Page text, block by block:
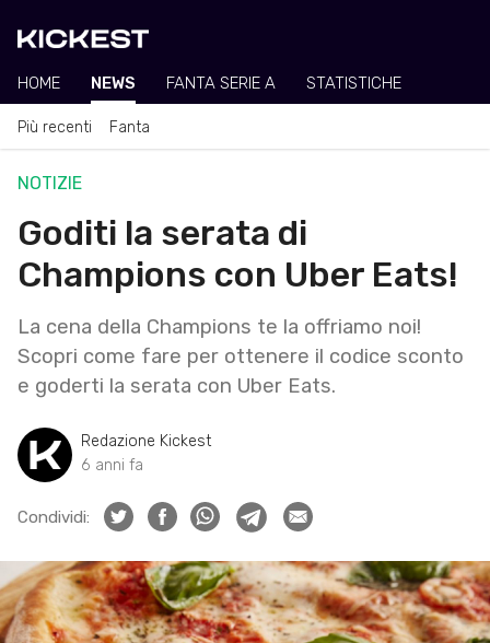
HOME NEWS FANTA SERIE A STATISTICHE
Più recenti Fanta
NOTIZIE
Goditi la serata di
Champions con Uber Eats!
La cena della Champions te la offriamo noi!
Scopri come fare per ottenere il codice sconto
e goderti la serata con Uber Eats.
Redazione Kickest
6 anni fa
Condividi: